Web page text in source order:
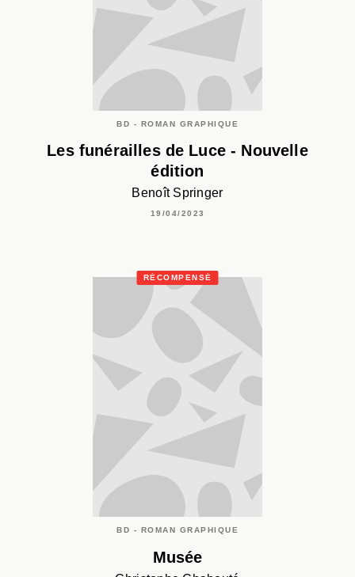
BD - ROMAN GRAPHIQUE
Les funérailles de Luce - Nouvelle
édition
Benoît Springer
19/04/2023
RÉCOMPENSÉ
BD - ROMAN GRAPHIQUE
Musée